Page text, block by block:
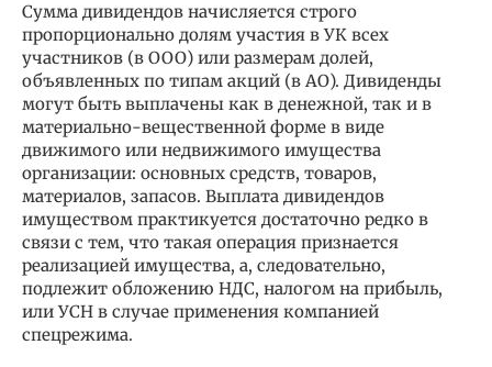
Сумма дивидендов начисляется строго
пропорционально долям участия в УК всех
участников (в ООО) или размерам долей,
объявленных по типам акций (в АО). Дивиденды
могут быть выплачены как в денежной, так и в
материально-вещественной форме в виде
движимого или недвижимого имущества
организации: основных средств, товаров,
материалов, запасов. Выплата дивидендов
имуществом практикуется достаточно редко в
связи с тем, что такая операция признается
реализацией имущества, а, следовательно,
подлежит обложению НДС, налогом на прибыль,
или УСН в случае применения компанией
спецрежима.